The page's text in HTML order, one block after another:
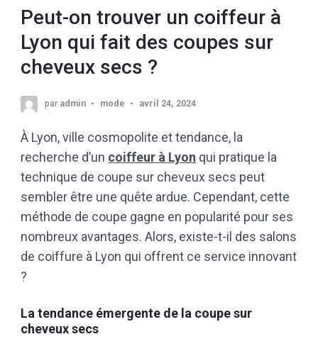
Peut-on trouver un coiffeur à
Lyon qui fait des coupes sur
cheveux secs ?
par admin mode avril 24, 2024
À Lyon, ville cosmopolite et tendance, la
recherche d’un coiffeur à Lyon qui pratique la
technique de coupe sur cheveux secs peut
sembler être une quête ardue. Cependant, cette
méthode de coupe gagne en popularité pour ses
nombreux avantages. Alors, existe-t-il des salons
de coiffure à Lyon qui offrent ce service innovant
?
La tendance émergente de la coupe sur
cheveux secs